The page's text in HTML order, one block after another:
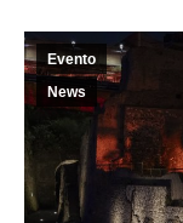
Evento
News